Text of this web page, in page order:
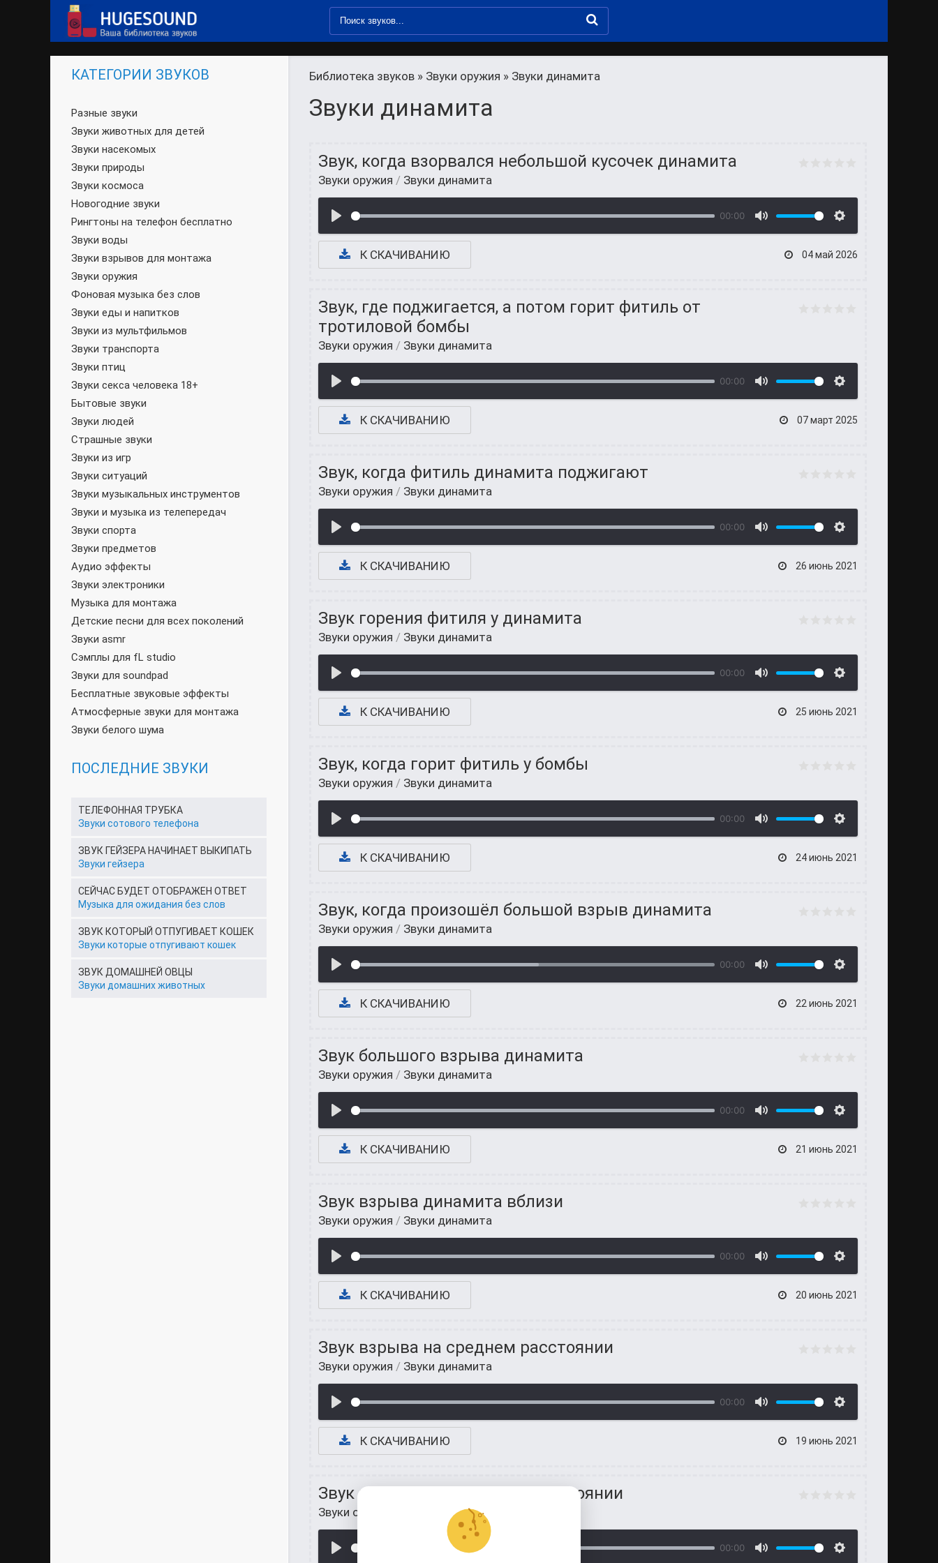
Библиотека звуков » Звуки оружия » Звуки динамита
Звуки динамита
Звук, когда взорвался небольшой кусочек динамита
Звуки оружия / Звуки динамита
00:00
К СКАЧИВАНИЮ 04 май 2026
Звук, где поджигается, а потом горит фитиль от
тротиловой бомбы
Звуки оружия / Звуки динамита
00:00
К СКАЧИВАНИЮ 07 март 2025
Звук, когда фитиль динамита поджигают
Звуки оружия / Звуки динамита
00:00
К СКАЧИВАНИЮ 26 июнь 2021
Звук горения фитиля у динамита
Звуки оружия / Звуки динамита
00:00
К СКАЧИВАНИЮ 25 июнь 2021
Звук, когда горит фитиль у бомбы
Звуки оружия / Звуки динамита
00:00
К СКАЧИВАНИЮ 24 июнь 2021
Звук, когда произошёл большой взрыв динамита
Звуки оружия / Звуки динамита
00:00
К СКАЧИВАНИЮ 22 июнь 2021
Звук большого взрыва динамита
Звуки оружия / Звуки динамита
00:00
К СКАЧИВАНИЮ 21 июнь 2021
Звук взрыва динамита вблизи
Звуки оружия / Звуки динамита
00:00
К СКАЧИВАНИЮ 20 июнь 2021
Звук взрыва на среднем расстоянии
Звуки оружия / Звуки динамита
00:00
К СКАЧИВАНИЮ 19 июнь 2021
Звук взрыва динамита на расстоянии
Звуки оружия Звуки динамита
00:00
КАТЕГОРИИ ЗВУКОВ
Разные звуки
Звуки животных для детей
Звуки насекомых
Звуки природы
Звуки космоса
Новогодние звуки
Рингтоны на телефон бесплатно
Звуки воды
Звуки взрывов для монтажа
Звуки оружия
Фоновая музыка без слов
Звуки еды и напитков
Звуки из мультфильмов
Звуки транспорта
Звуки птиц
Звуки секса человека 18+
Бытовые звуки
Звуки людей
Страшные звуки
Звуки из игр
Звуки ситуаций
Звуки музыкальных инструментов
Звуки и музыка из телепередач
Звуки спорта
Звуки предметов
Аудио эффекты
Звуки электроники
Музыка для монтажа
Детские песни для всех поколений
Звуки asmr
Сэмплы для fL studio
Звуки для soundpad
Бесплатные звуковые эффекты
Атмосферные звуки для монтажа
Звуки белого шума
ПОСЛЕДНИЕ ЗВУКИ
ТЕЛЕФОННАЯ ТРУБКА
Звуки сотового телефона
ЗВУК ГЕЙЗЕРА НАЧИНАЕТ ВЫКИПАТЬ
Звуки гейзера
СЕЙЧАС БУДЕТ ОТОБРАЖЕН ОТВЕТ
Музыка для ожидания без слов
ЗВУК КОТОРЫЙ ОТПУГИВАЕТ КОШЕК
Звуки которые отпугивают кошек
ЗВУК ДОМАШНЕЙ ОВЦЫ
Звуки домашних животных